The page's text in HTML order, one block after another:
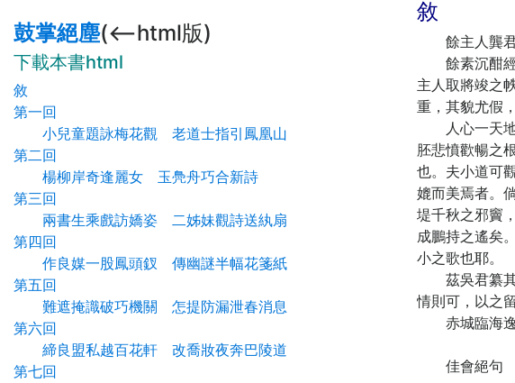
鼓掌絕塵(<--html版)
下載本書html
敘
第一回
小兒童題詠梅花觀 老道士指引鳳凰山
第二回
楊柳岸奇逢麗女 玉鳧舟巧合新詩
第三回
兩書生乘戲訪嬌姿 二姊妹觀詩送紈扇
第四回
作良媒一股鳳頭釵 傳幽謎半幅花箋紙
第五回
難遮掩識破巧機關 怎提防漏泄春消息
第六回
締良盟私越百花軒 改喬妝夜奔巴陵道
第七回
敘
餘主人龔君
餘素沉酣經
主人取將竣之
重，其貌尤假
人心一天地
胚悲憤歡暢之
也。夫小道可
媲而美焉者。
堤千秋之邪竇
成鵬持之遙矣
小之歌也耶。
茲吳君纂其
情則可，以之
赤城臨海逸
佳會絕句